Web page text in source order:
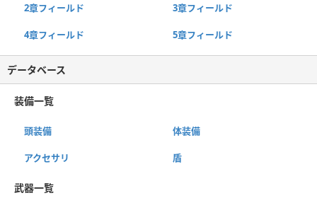
2章フィールド 3章フィールド
4章フィールド 5章フィールド
データベース
装備一覧
頭装備 体装備
アクセサリ 盾
武器一覧